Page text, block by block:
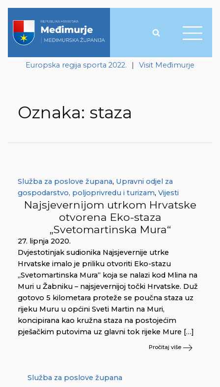
Europska regija sporta 2022. | Visit Međimurje
Oznaka: staza
Služba za poslove župana, Upravni odjel za
gospodarstvo, poljoprivredu i turizam, Vijesti
Najsjevernijom utrkom Hrvatske
otvorena Eko-staza
„Svetomartinska Mura“
27. lipnja 2020.
Dvjestotinjak sudionika Najsjevernije utrke
Hrvatske imalo je priliku otvoriti Eko-stazu
„Svetomartinska Mura“ koja se nalazi kod Mlina na
Muri u Žabniku – najsjevernijoj točki Hrvatske. Duž
gotovo 5 kilometara proteže se poučna staza uz
rijeku Muru u općini Sveti Martin na Muri,
koncipirana kao kružna staza na postojećim
pješačkim putovima uz glavni tok rijeke Mure […]
Pročitaj više
Služba za poslove župana